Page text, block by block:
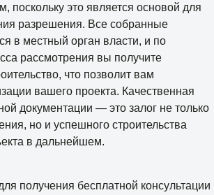
поскольку это является основой для
разрешения. Все собранные
в местный орган власти, и по
рассмотрения вы получите
что позволит вам
вашего проекта. Качественная
документации — это залог не только
но и успешного строительства
в дальнейшем.
получения бесплатной консультации